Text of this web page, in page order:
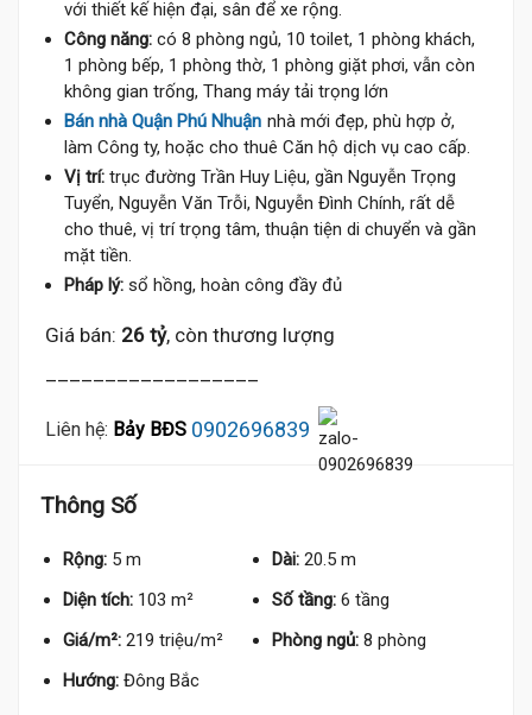
với thiết kế hiện đại, sân để xe rộng.
Công năng: có 8 phòng ngủ, 10 toilet, 1 phòng khách,
1 phòng bếp, 1 phòng thờ, 1 phòng giặt phơi, vẫn còn
không gian trống, Thang máy tải trọng lớn
Bán nhà Quận Phú Nhuận nhà mới đẹp, phù hợp ở,
làm Công ty, hoặc cho thuê Căn hộ dịch vụ cao cấp.
Vị trí: trục đường Trần Huy Liệu, gần Nguyễn Trọng
Tuyển, Nguyễn Văn Trỗi, Nguyễn Đình Chính, rất dễ
cho thuê, vị trí trọng tâm, thuận tiện di chuyển và gần
mặt tiền.
Pháp lý: sổ hồng, hoàn công đầy đủ
Giá bán: 26 tỷ, còn thương lượng
Liên hệ: Bảy BĐS 0902696839
Thông Số
Rộng: 5 m Dài: 20.5 m
Diện tích: 103 m² Số tầng: 6 tầng
Giá/m²: 219 triệu/m² Phòng ngủ: 8 phòng
Hướng: Đông Bắc
19 Tỷ